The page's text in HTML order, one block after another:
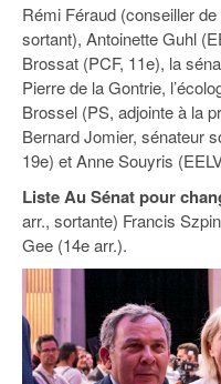
Rémi Féraud (conseiller
sortant), Antoinette Guhl
Brossat (PCF, 11e), la
Pierre de la Gontrie,
Brossel (PS, adjointe à la
Bernard Jomier, sénateur
19e) et Anne Souyris
Liste Au Sénat pour
arr., sortante) Francis
Gee (14e arr.).